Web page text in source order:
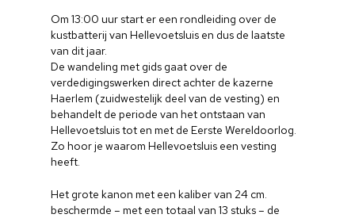
Om 13:00 uur start er een rondleiding over de
kustbatterij van Hellevoetsluis en dus de laatste
van dit jaar.
De wandeling met gids gaat over de
verdedigingswerken direct achter de kazerne
Haerlem (zuidwestelijk deel van de vesting) en
behandelt de periode van het ontstaan van
Hellevoetsluis tot en met de Eerste Wereldoorlog.
Zo hoor je waarom Hellevoetsluis een vesting
heeft.
Het grote kanon met een kaliber van 24 cm.
beschermde – met een totaal van 13 stuks – de